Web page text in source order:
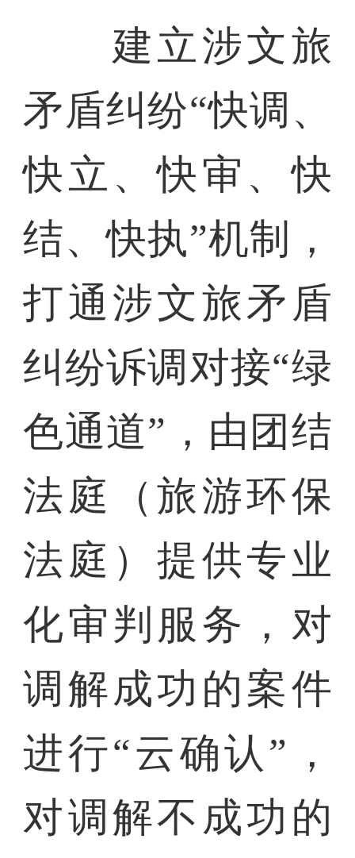
建立涉文旅
矛盾纠纷“快调、
快立、快审、快
结、快执”机制，
打通涉文旅矛盾
纠纷诉调对接“绿
色通道”，由团结
法庭（旅游环保
法庭）提供专业
化审判服务，对
调解成功的案件
进行“云确认”，
对调解不成功的